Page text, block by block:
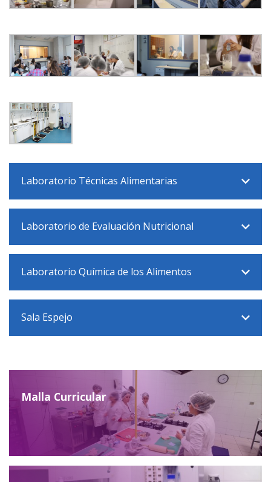
Laboratorio Técnicas Alimentarias
Laboratorio de Evaluación Nutricional
Laboratorio Química de los Alimentos
Sala Espejo
Malla Curricular